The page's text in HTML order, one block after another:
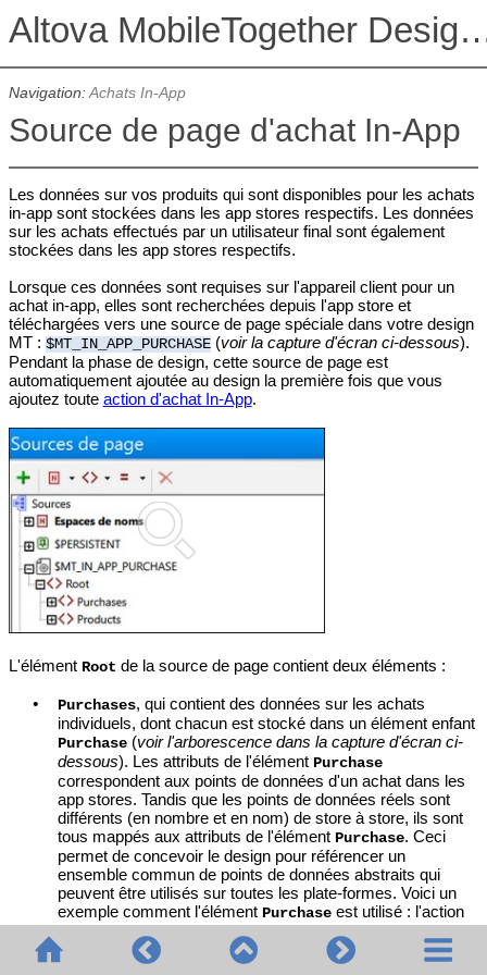
Altova
Navigation:Achats In-App
Source de page d'achat In-App
Les données sur vos produits qui sont disponibles pour les achats
in-app sont stockées dans les app stores respectifs. Les données
sur les achats effectués par un utilisateur final sont également
stockées dans les app stores respectifs.
Lorsque ces données sont requises sur l'appareil client pour un
achat in-app, elles sont recherchées depuis l'app store et
téléchargées vers une source de page spéciale dans votre design
MT : $MT_IN_APP_PURCHASE(voir la capture d'écran ci-dessous).
Pendant la phase de design, cette source de page est
automatiquement ajoutée au design la première fois que vous
ajoutez toute action d'achat In-App.
L'élément Root de la source de page contient deux éléments :
• Purchases, qui contient des données sur les achats
individuels, dont chacun est stocké dans un élément enfant
Purchase (voir l'arborescence dans la capture d'écran ci-
dessous). Les attributs de l'élément Purchase
correspondent aux points de données d'un achat dans les
app stores. Tandis que les points de données réels sont
différents (en nombre et en nom) de store à store, ils sont
tous mappés aux attributs de l'élément Purchase. Ceci
permet de concevoir le design pour référencer un
ensemble commun de points de données abstraits qui
peuvent être utilisés sur toutes les plate-formes. Voici un
exemple comment l'élément Purchase est utilisé : l'action
Requête achatsobtient des données d'un ou de plusieurs
achats et place les données pour chaque achat dans un
élément
séparé(voir la capture d'écran ci-